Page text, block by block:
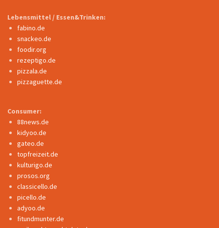
Lebensmittel / Essen&Trinken:
fabino.de
snackeo.de
foodir.org
rezeptigo.de
pizzala.de
pizzaguette.de
Consumer:
88news.de
kidyoo.de
gateo.de
topfreizeit.de
kulturigo.de
prosos.org
classicello.de
picello.de
adyoo.de
fitundmunter.de